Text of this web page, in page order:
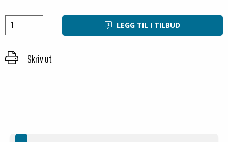
LEGG TIL I TILBUD
Skriv ut